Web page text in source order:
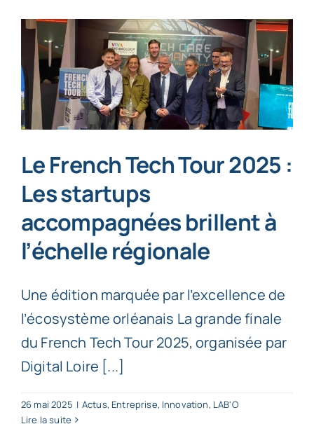
Le French Tech Tour 2025 :
Les startups
accompagnées brillent à
l’échelle régionale
Une édition marquée par l’excellence de
l’écosystème orléanais La grande finale
du French Tech Tour 2025, organisée par
Digital Loire [...]
26 mai 2025 | Actus, Entreprise, Innovation, LAB'O
Lire la suite